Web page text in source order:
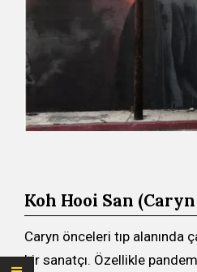
Koh Hooi San
Caryn önceleri tıp alanında
bir sanatçı. Özellikle